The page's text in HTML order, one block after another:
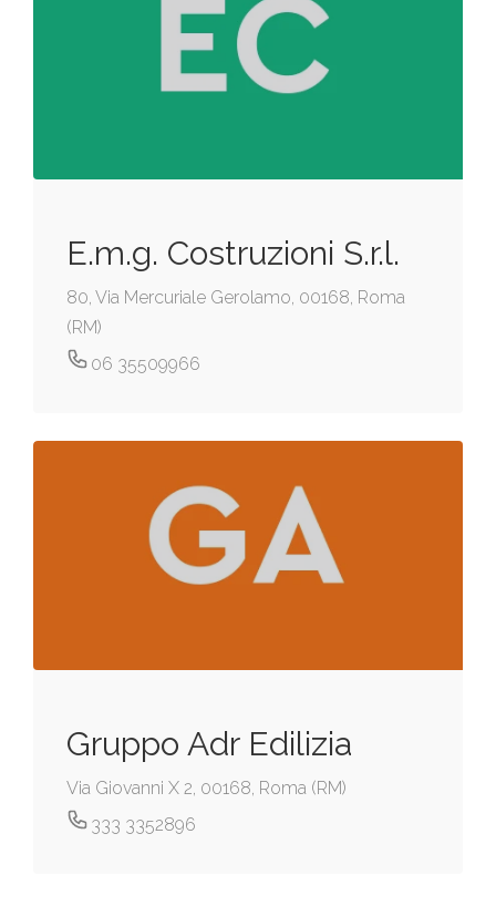
E.m.g. Costruzioni S.r.l.
80, Via Mercuriale Gerolamo, 00168, Roma
(RM)
06 35509966
Gruppo Adr Edilizia
Via Giovanni X 2, 00168, Roma (RM)
333 3352896